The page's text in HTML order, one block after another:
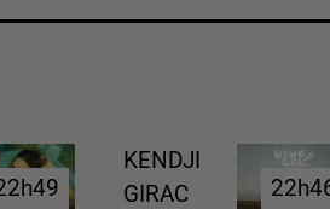
KENDJI
GIRAC